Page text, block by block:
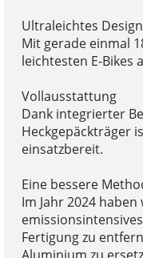
Ultraleichtes Design
Mit gerade einmal
leichtesten E-Bikes
Vollausstattung
Dank integrierter
Heckgepäckträger
einsatzbereit.
Eine bessere
Im Jahr 2024
Fertigung zu